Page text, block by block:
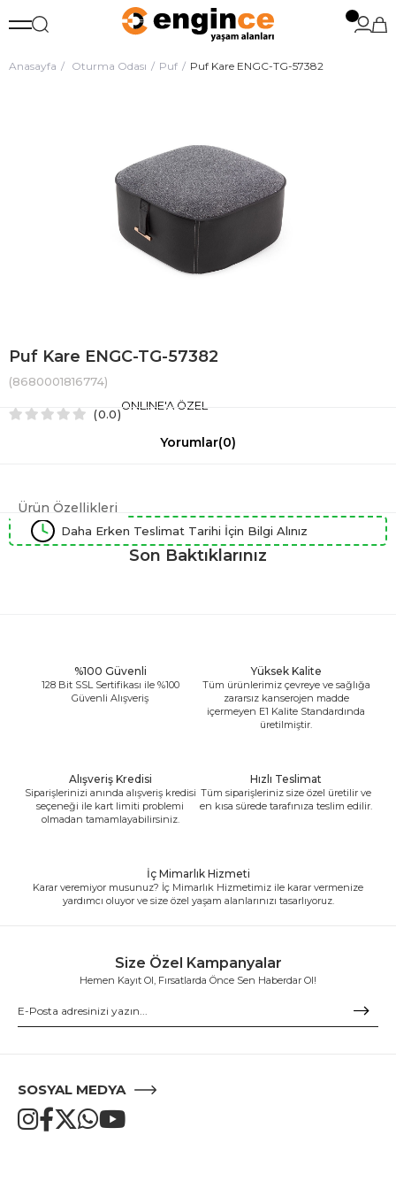
Anasayfa Oturma Odası Puf Puf Kare ENGC-TG-57382
Puf Kare ENGC-TG-57382
(8680001816774)
0.0
ONLINE'A ÖZEL
Yorumlar(0)
Ürün Özellikleri
Daha Erken Teslimat Tarihi İçin Bilgi Alınız
Son Baktıklarınız
%100 Güvenli
128 Bit SSL Sertifikası ile %100
Güvenli Alışveriş
Yüksek Kalite
Tüm ürünlerimiz çevreye ve sağlığa
zararsız kanserojen madde
içermeyen E1 Kalite Standardında
üretilmiştir.
Alışveriş Kredisi
Siparişlerinizi anında alışveriş kredisi
seçeneği ile kart limiti problemi
olmadan tamamlayabilirsiniz.
Hızlı Teslimat
Tüm siparişleriniz size özel üretilir ve
en kısa sürede tarafınıza teslim edilir.
İç Mimarlık Hizmeti
Karar veremiyor musunuz? İç Mimarlık Hizmetimiz ile karar vermenize
yardımcı oluyor ve size özel yaşam alanlarınızı tasarlıyoruz.
Size Özel Kampanyalar
Hemen Kayıt Ol, Fırsatlarda Önce Sen Haberdar Ol!
SOSYAL MEDYA